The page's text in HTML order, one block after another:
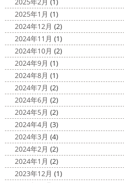
みなさんこんにちは(^O^)
が、みなさんはいかがお過ごしで
サンシャイン水族館に行きました
館内はとても賑わっていました
...
今日は高圧洗浄が何故必要かにつ
ロナが危険な感じになってきたの
が来てました！！ でも、海なら ...
2020/11/19
海に行きたい
塗装専門店＊
最近は暖かくて
ね
弊社ライダーの脇祐史君は
行きたいーーーーー!!! 写真が送
していきますね
ット
2020/11/12
朝活
＊湘南
小倉氏サーフィ
さんも一緒に
けどお天気良くて気持ち～
ま
2025年2月 (1)
2025年1月 (1)
2024年12月 (2)
2024年11月 (1)
2024年10月 (2)
2024年9月 (1)
2024年8月 (1)
2024年7月 (2)
2024年6月 (2)
2024年5月 (2)
2024年4月 (3)
2024年3月 (4)
2024年2月 (2)
2024年1月 (2)
2023年12月 (1)